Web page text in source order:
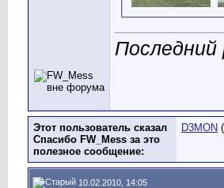
Последний
Этот пользователь сказал
Спасибо FW_Mess за это
полезное сообщение:
D3MON
10.02.2010, 14:05